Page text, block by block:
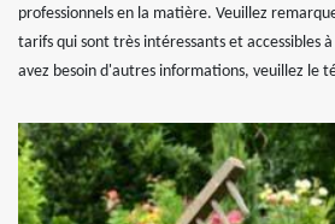
professionnels en la matière. Veuillez
tarifs qui sont très intéressants et accessibles
avez besoin d'autres informations, veuillez le